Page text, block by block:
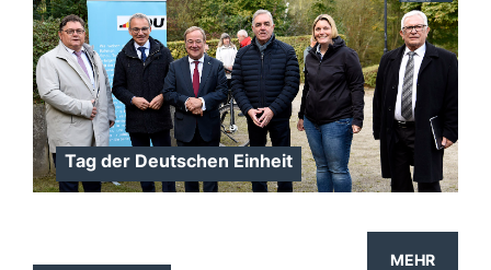
Tag der Deutschen Einheit
MEHR